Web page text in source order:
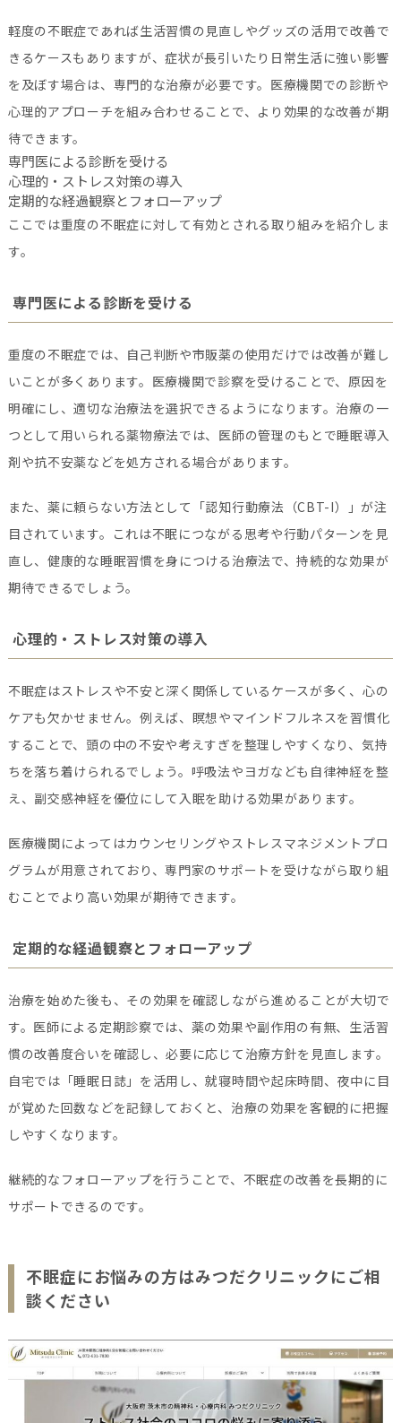
軽度の不眠症であれば生活習慣の見直しやグッズの活用で改善で
きるケースもありますが、症状が長引いたり日常生活に強い影響
を及ぼす場合は、専門的な治療が必要です。医療機関での診断や
心理的アプローチを組み合わせることで、より効果的な改善が期
待できます。
専門医による診断を受ける
心理的・ストレス対策の導入
定期的な経過観察とフォローアップ
ここでは重度の不眠症に対して有効とされる取り組みを紹介しま
す。
専門医による診断を受ける
重度の不眠症では、自己判断や市販薬の使用だけでは改善が難し
いことが多くあります。医療機関で診察を受けることで、原因を
明確にし、適切な治療法を選択できるようになります。治療の一
つとして用いられる薬物療法では、医師の管理のもとで睡眠導入
剤や抗不安薬などを処方される場合があります。
また、薬に頼らない方法として「認知行動療法（CBT-I）」が注
目されています。これは不眠につながる思考や行動パターンを見
直し、健康的な睡眠習慣を身につける治療法で、持続的な効果が
期待できるでしょう。
心理的・ストレス対策の導入
不眠症はストレスや不安と深く関係しているケースが多く、心の
ケアも欠かせません。例えば、瞑想やマインドフルネスを習慣化
することで、頭の中の不安や考えすぎを整理しやすくなり、気持
ちを落ち着けられるでしょう。呼吸法やヨガなども自律神経を整
え、副交感神経を優位にして入眠を助ける効果があります。
医療機関によってはカウンセリングやストレスマネジメントプロ
グラムが用意されており、専門家のサポートを受けながら取り組
むことでより高い効果が期待できます。
定期的な経過観察とフォローアップ
治療を始めた後も、その効果を確認しながら進めることが大切で
す。医師による定期診察では、薬の効果や副作用の有無、生活習
慣の改善度合いを確認し、必要に応じて治療方針を見直します。
自宅では「睡眠日誌」を活用し、就寝時間や起床時間、夜中に目
が覚めた回数などを記録しておくと、治療の効果を客観的に把握
しやすくなります。
継続的なフォローアップを行うことで、不眠症の改善を長期的に
サポートできるのです。
不眠症にお悩みの方はみつだクリニックにご相
談ください